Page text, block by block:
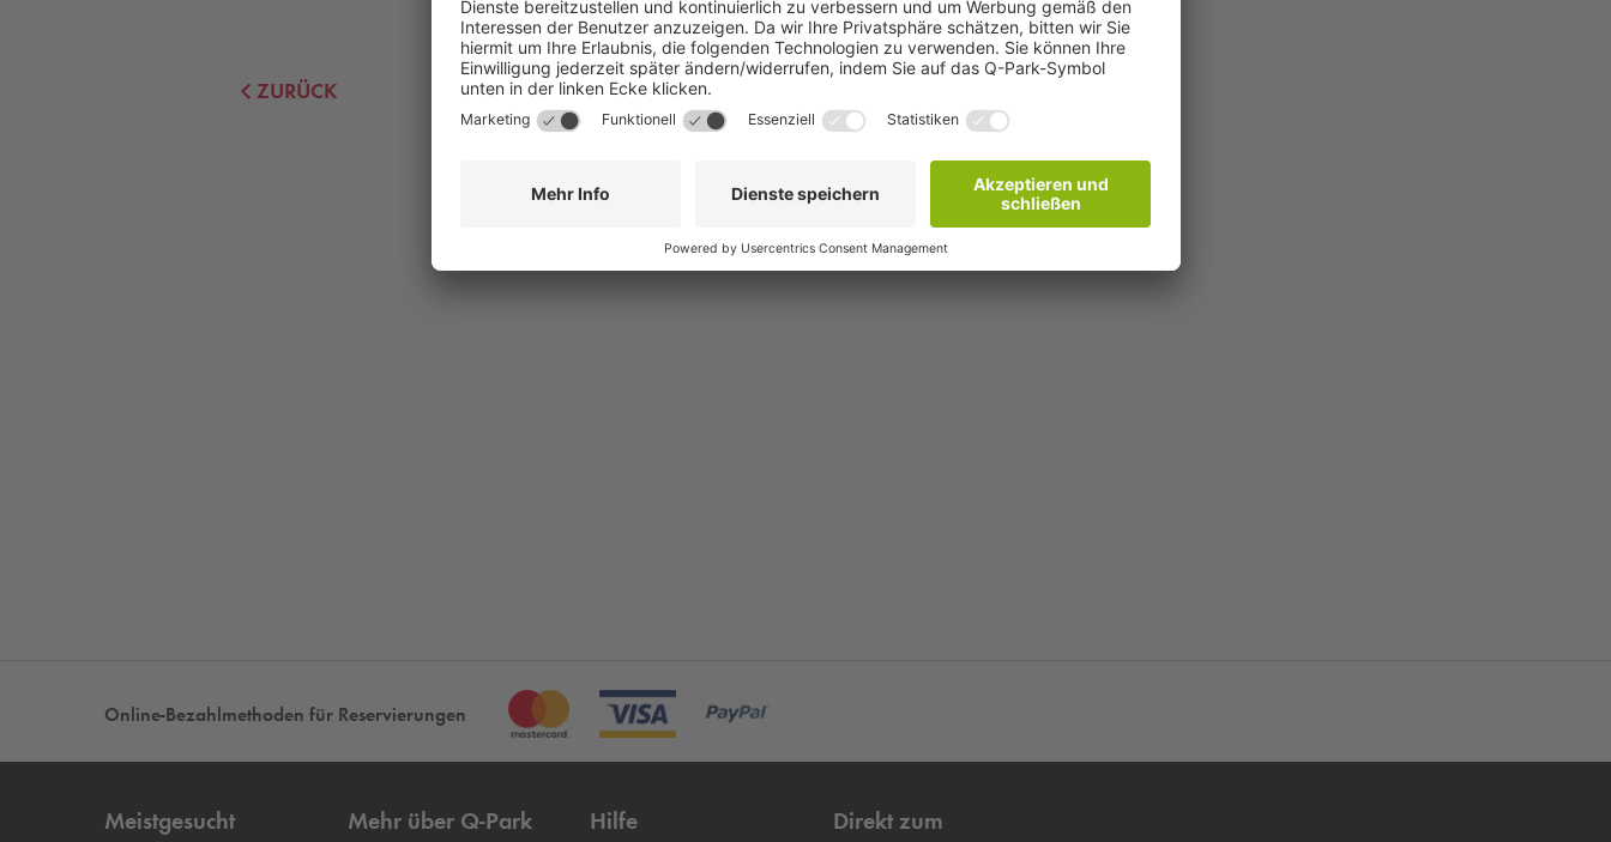
ZURÜCK
Online-Bezahlmethoden für Reservierungen
Meistgesucht Mehr über Q-Park Hilfe Direkt zum